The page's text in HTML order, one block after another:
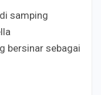
samping
bersinar sebagai